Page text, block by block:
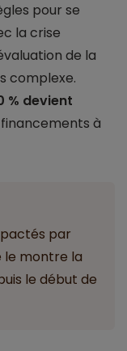
pour se
la crise
de la
complexe.
% devient
financements à
par
montre la
le début de